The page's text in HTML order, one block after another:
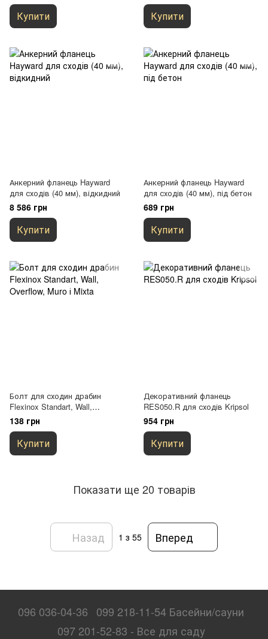
Купити Купити
Анкерний фланець Hayward
для сходів (40 мм), відкидний
8 586 грн
Купити
Анкерний фланець Hayward
для сходів (40 мм), під бетон
689 грн
Купити
Болт для сходин драбин
Flexinox Standart, Wall,
Overflow, Muro і Mixta
138 грн
Купити
Декоративний фланець
RES050.R для сходів Kripsol
954 грн
Купити
Показати ще 20 товарів
Назад 1 з 55 Вперед
096 036-04-36
099 218-11-54 Басейни/сауни
097 201-52-83 - Все для саду